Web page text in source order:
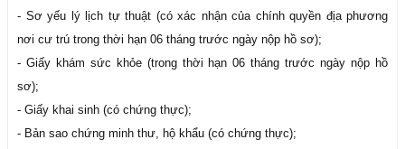
- Sơ yếu lý lịch tự thuật (có xác nhận của chính quyền địa phương
nơi cư trú trong thời hạn 06 tháng trước ngày nộp hồ sơ);
- Giấy khám sức khỏe (trong thời hạn 06 tháng trước ngày nộp hồ
sơ);
- Giấy khai sinh (có chứng thực);
- Bản sao chứng minh thư, hộ khẩu (có chứng thực);